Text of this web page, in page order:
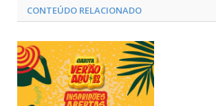
CONTEÚDO RELACIONADO